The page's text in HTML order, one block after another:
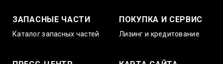
ЗАПАСНЫЕ ЧАСТИ
Каталог запасных частей
ПОКУПКА И СЕРВИС
Лизинг и кредитование